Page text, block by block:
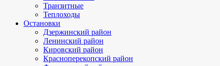
Транзитные
Теплоходы
Остановки
Дзержинский район
Ленинский район
Кировский район
Красноперекопский район